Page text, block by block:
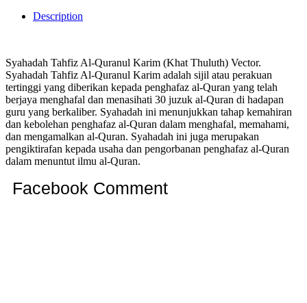
Description
Syahadah Tahfiz Al-Quranul Karim (Khat Thuluth) Vector.
Syahadah Tahfiz Al-Quranul Karim adalah sijil atau perakuan
tertinggi yang diberikan kepada penghafaz al-Quran yang telah
berjaya menghafal dan menasihati 30 juzuk al-Quran di hadapan
guru yang berkaliber. Syahadah ini menunjukkan tahap kemahiran
dan kebolehan penghafaz al-Quran dalam menghafal, memahami,
dan mengamalkan al-Quran. Syahadah ini juga merupakan
pengiktirafan kepada usaha dan pengorbanan penghafaz al-Quran
dalam menuntut ilmu al-Quran.
Facebook Comment